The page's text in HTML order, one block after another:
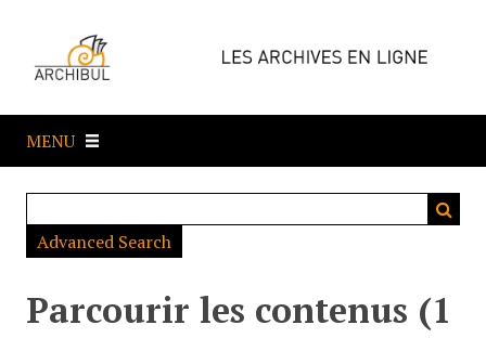
e
a
MENU
Advanced Search
Parcourir les contenus (1